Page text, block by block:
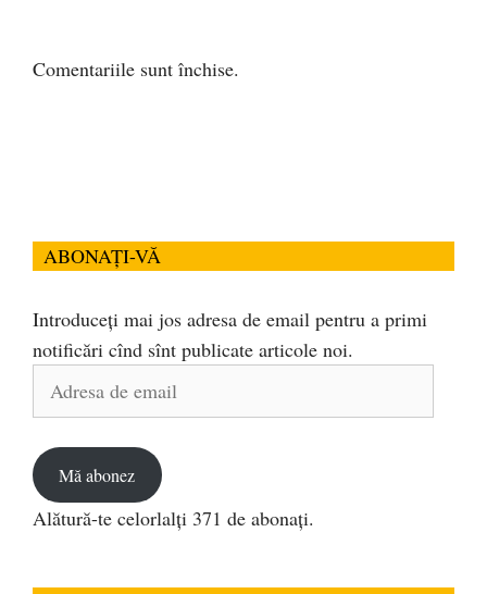
Comentariile sunt închise.
ABONAȚI-VĂ
Introduceți mai jos adresa de email pentru a primi
notificări cînd sînt publicate articole noi.
Adresa
Mă abonez
Alătură-te celorlalți 371 de abonați.